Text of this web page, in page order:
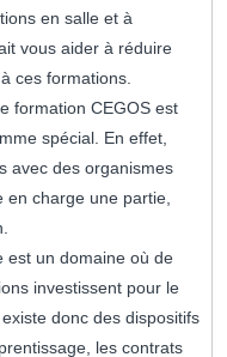
en salle et à
vous aider à réduire
ces formations.
formation CEGOS est
spécial. En effet,
avec des organismes
charge une partie,
est un domaine où de
investissent pour le
donc des dispositifs
les contrats